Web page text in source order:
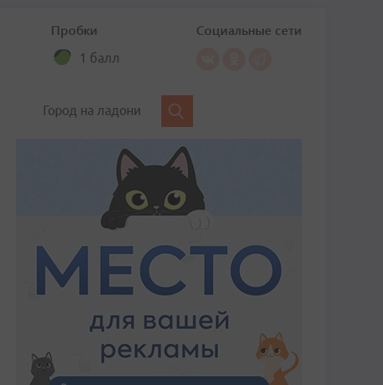
Пробки
1 балл
Социальные сети
Город на ладони